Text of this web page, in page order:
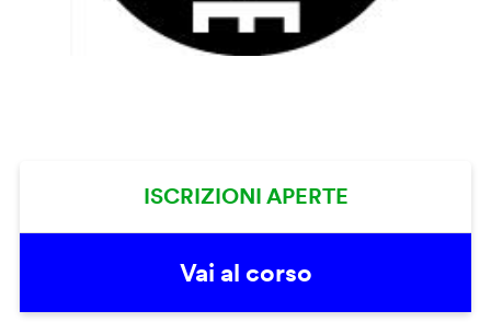
ISCRIZIONI APERTE
Vai al corso